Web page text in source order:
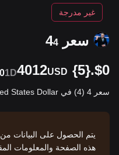
سعر 4 4
غير مدرجة
$0.{5}4012
USD
1D
سعر 4 (4) في United States Dollar يصل إلى $0.{5}4012USD.
يتم الحصول على البيانات
هذه الصفحة والمعلومات